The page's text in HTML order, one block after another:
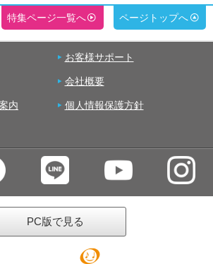
特集ページ一覧へ ページトップへ
お客様サポート
会社概要
内 個人情報保護方針
PC版で見る